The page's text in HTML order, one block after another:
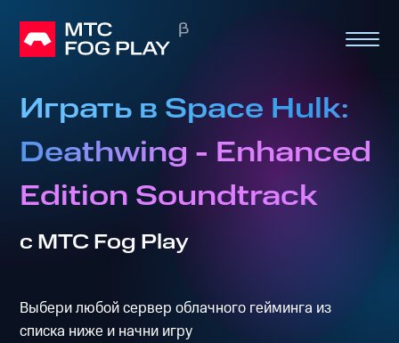
Играть в Space Hulk:
Deathwing - Enhanced
Edition Soundtrack
с МТС Fog Play
Выбери любой сервер облачного гейминга из
списка ниже и начни игру